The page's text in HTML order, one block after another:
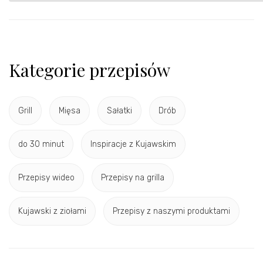
Kategorie przepisów
Grill Mięsa Sałatki Drób
do 30 minut Inspiracje z Kujawskim
Przepisy wideo Przepisy na grilla
Kujawski z ziołami Przepisy z naszymi produktami